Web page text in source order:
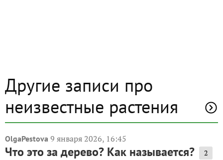
Другие записи про
неизвестные растения
OlgaPestova 9 января 2026, 16:45
Что это за дерево? Как называется? 2